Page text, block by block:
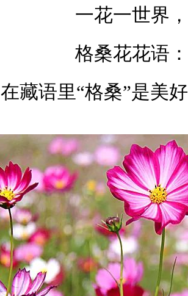
一花一世界
格桑花花语
在藏语里“格桑”是美